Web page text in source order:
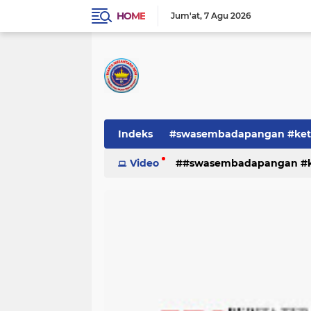
HOME Jum'at 7 Agu 2026
Indeks #swasembadapangan
Pemerintah PEMERINTAHAN
Video #swasembadapangan